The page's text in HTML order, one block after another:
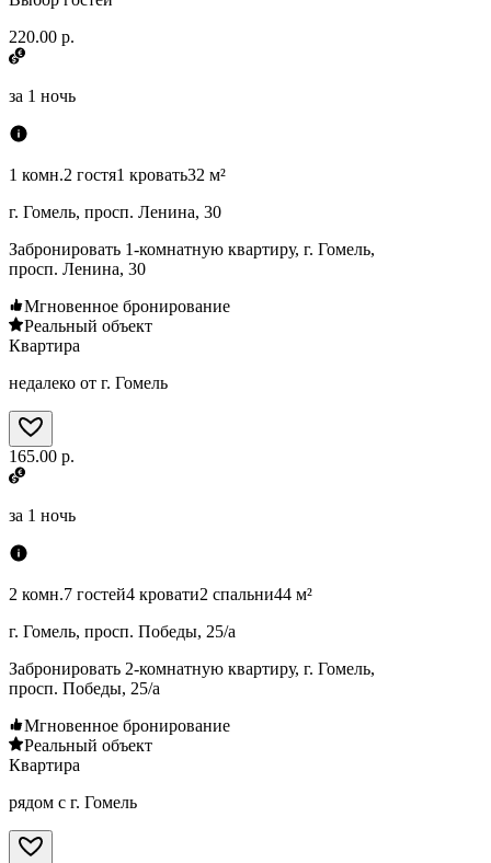
220.00 р.
за 1 ночь
1 комн.2 гостя1 кровать32 м²
г. Гомель, просп. Ленина, 30
Забронировать 1-комнатную квартиру, г. Гомель,
просп. Ленина, 30
Мгновенное бронирование
Реальный объект
Квартира
недалеко от г. Гомель
165.00 р.
за 1 ночь
2 комн.7 гостей4 кровати2 спальни44 м²
г. Гомель, просп. Победы, 25/а
Забронировать 2-комнатную квартиру, г. Гомель,
просп. Победы, 25/а
Мгновенное бронирование
Реальный объект
Квартира
рядом с г. Гомель